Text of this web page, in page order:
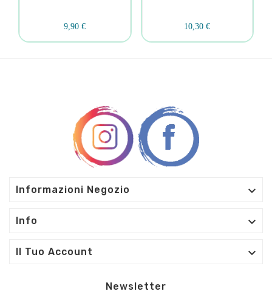
9,90 € 10,30 €
Informazioni Negozio 
Info 
Il Tuo Account 
Newsletter